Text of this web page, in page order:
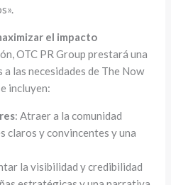
el impacto
OTC PR Group prestará una
las necesidades de The Now
incluyen:
: Atraer a la comunidad
claros y convincentes y una
la visibilidad y credibilidad